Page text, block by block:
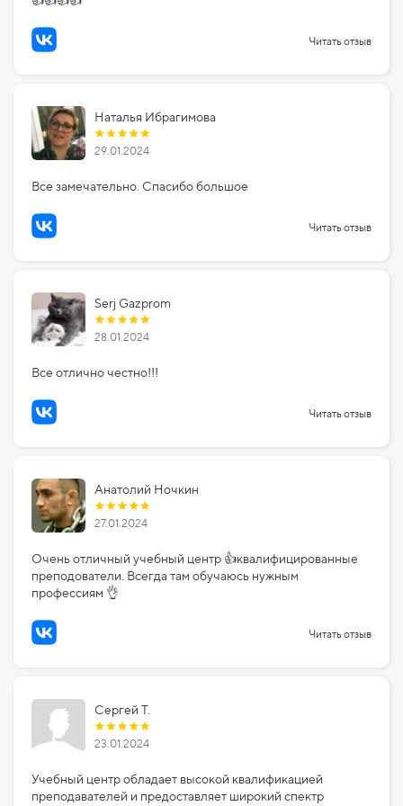
Читать отзыв
Наталья Ибрагимова
29.01.2024
Все замечательно. Спасибо большое
Читать отзыв
Serj Gazprom
28.01.2024
Все отлично честно!!!
Читать отзыв
Анатолий Ночкин
27.01.2024
Очень отличный учебный центр 👍квалифицированные
преподователи. Всегда там обучаюсь нужным
профессиям 👌
Читать отзыв
Сергей Т.
23.01.2024
Учебный центр обладает высокой квалификацией
преподавателей и предоставляет широкий спектр